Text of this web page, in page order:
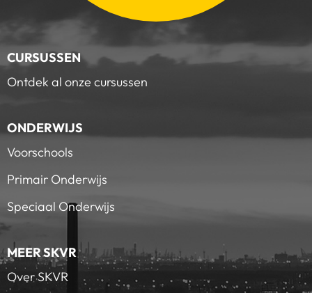
CURSUSSEN
Ontdek al onze cursussen
ONDERWIJS
Voorschools
Primair Onderwijs
Speciaal Onderwijs
MEER SKVR
Over SKVR